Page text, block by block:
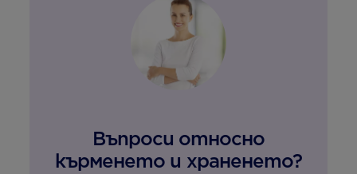
Въпроси относно
кърменето и храненето?